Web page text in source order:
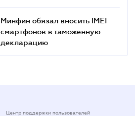
Минфин обязал вносить IMEI
смартфонов в таможенную
декларацию
Центр поддержки пользователей